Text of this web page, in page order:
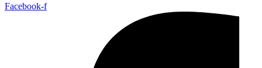
Facebook-f